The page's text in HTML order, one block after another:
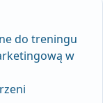
do treningu
w